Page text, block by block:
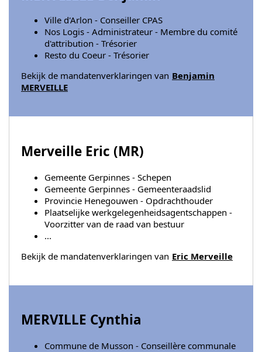
Ville d'Arlon - Conseiller CPAS
Nos Logis - Administrateur - Membre du comité
d'attribution - Trésorier
Resto du Coeur - Trésorier
Bekijk de mandatenverklaringen van Benjamin
MERVEILLE
Merveille Eric (MR)
Gemeente Gerpinnes - Schepen
Gemeente Gerpinnes - Gemeenteraadslid
Provincie Henegouwen - Opdrachthouder
Plaatselijke werkgelegenheidsagentschappen -
Voorzitter van de raad van bestuur
...
Bekijk de mandatenverklaringen van Eric Merveille
MERVILLE Cynthia
Commune de Musson - Conseillère communale